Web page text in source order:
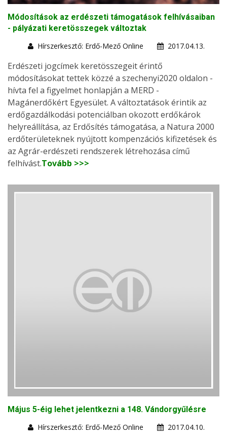
Módosítások az erdészeti támogatások felhívásaiban
- pályázati keretösszegek változtak
Hírszerkesztő: Erdő-Mező Online
2017.04.13.
Erdészeti jogcímek keretösszegeit érintő
módosításokat tettek közzé a szechenyi2020 oldalon -
hívta fel a figyelmet honlapján a MERD -
Magánerdőkért Egyesület. A változtatások érintik az
erdőgazdálkodási potenciálban okozott erdőkárok
helyreállítása, az Erdősítés támogatása, a Natura 2000
erdőterületeknek nyújtott kompenzációs kifizetések és
az Agrár-erdészeti rendszerek létrehozása című
felhívást.Tovább >>>
Május 5-éig lehet jelentkezni a 148. Vándorgyűlésre
Hírszerkesztő: Erdő-Mező Online
2017.04.10.